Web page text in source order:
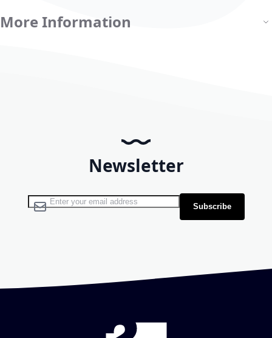
More Information
Newsletter
Sign Up for Our Newsletter: Subscribe